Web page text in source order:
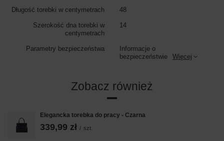
Długość torebki w centymetrach 48
Szerokość dna torebki w
centymetrach
14
Parametry bezpieczeństwa
Informacje o
bezpieczeństwie
Więcej
Zobacz również
Elegancka torebka do pracy - Czarna
339,99 zł / szt.